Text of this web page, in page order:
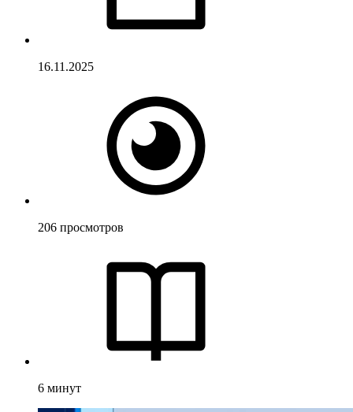
16.11.2025
206 просмотров
6 минут